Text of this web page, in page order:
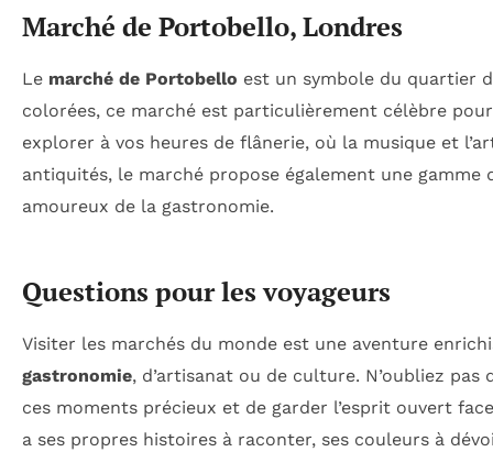
Marché de Portobello, Londres
Le marché de Portobello est un symbole du quartier
colorées, ce marché est particulièrement célèbre
explorer à vos heures de flânerie, où la musique et
antiquités, le marché propose également une
amoureux de la gastronomie.
Questions pour les voyageurs
Visiter les marchés du monde est une aventure
gastronomie, d’artisanat ou de culture. N’oubliez
ces moments précieux et de garder l’esprit ouvert
a ses propres histoires à raconter, ses couleurs à